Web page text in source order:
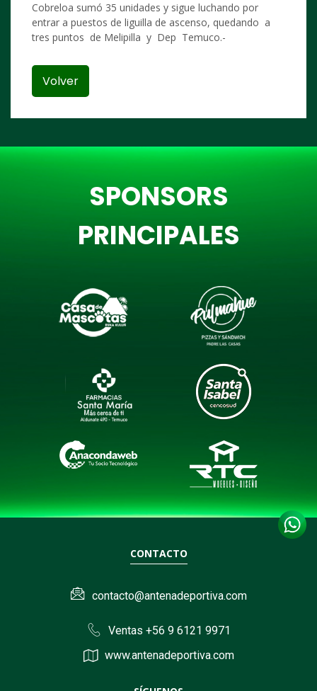
Cobreloa sumó 35 unidades y sigue luchando por
entrar a puestos de liguilla de ascenso, quedando a
tres puntos de Melipilla y Dep Temuco.-
Volver
SPONSORS
PRINCIPALES
CONTACTO
contacto@antenadeportiva.com
Ventas +56 9 6121 9971
www.antenadeportiva.com